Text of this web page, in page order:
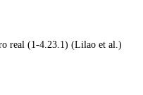
real (1-4.23.1) (Lilao et al.)